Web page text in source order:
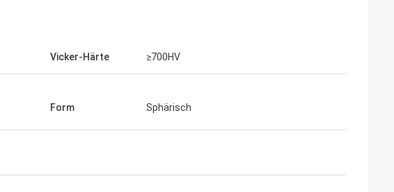
Vicker-Härte ≥700HV
Form Sphärisch